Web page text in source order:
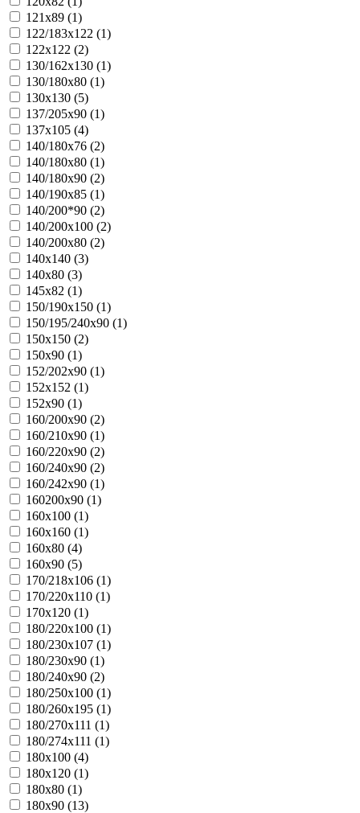
121х89 (1)
122/183х122 (1)
122х122 (2)
130/162х130 (1)
130/180х80 (1)
130х130 (5)
137/205х90 (1)
137х105 (4)
140/180х76 (2)
140/180х80 (1)
140/180х90 (2)
140/190х85 (1)
140/200*90 (2)
140/200х100 (2)
140/200х80 (2)
140х140 (3)
140х80 (3)
145х82 (1)
150/190х150 (1)
150/195/240х90 (1)
150х150 (2)
150х90 (1)
152/202х90 (1)
152х152 (1)
152х90 (1)
160/200х90 (2)
160/210х90 (1)
160/220х90 (2)
160/240х90 (2)
160/242х90 (1)
160200х90 (1)
160х100 (1)
160х160 (1)
160х80 (4)
160х90 (5)
170/218х106 (1)
170/220х110 (1)
170х120 (1)
180/220х100 (1)
180/230х107 (1)
180/230х90 (1)
180/240х90 (2)
180/250х100 (1)
180/260х195 (1)
180/270х111 (1)
180/274х111 (1)
180х100 (4)
180х120 (1)
180х80 (1)
180х90 (13)